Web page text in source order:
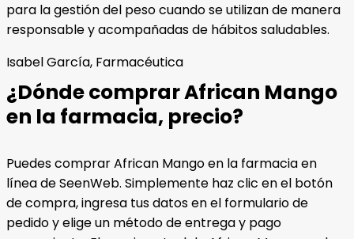
para la gestión del peso cuando se utilizan de manera
responsable y acompañadas de hábitos saludables.
Isabel García, Farmacéutica
¿Dónde comprar African Mango
en la farmacia, precio?
Puedes comprar African Mango en la farmacia en
línea de SeenWeb. Simplemente haz clic en el botón
de compra, ingresa tus datos en el formulario de
pedido y elige un método de entrega y pago